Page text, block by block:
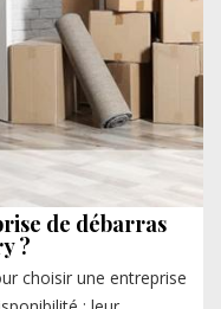
de débarras
?
choisir une entreprise